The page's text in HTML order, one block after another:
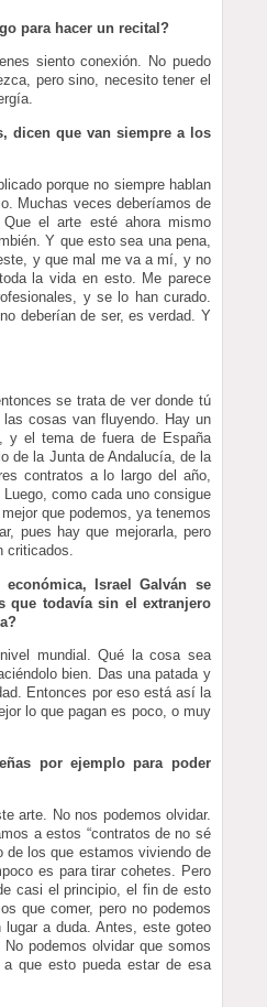
para hacer un recital?
siento conexión. No puedo
pero sino, necesito tener el
dicen que van siempre a los
porque no siempre hablan
Muchas veces deberíamos de
el arte esté ahora mismo
Y que esto sea una pena,
y que mal me va a mí, y no
la vida en esto. Me parece
y se lo han curado.
deberían de ser, es verdad. Y
se trata de ver donde tú
cosas van fluyendo. Hay un
y el tema de fuera de España
de la Junta de Andalucía, de la
contratos a lo largo del año,
como cada uno consigue
que podemos, ya tenemos
pues hay que mejorarla, pero
criticados.
Israel Galván se
que todavía sin el extranjero
mundial. Qué la cosa sea
bien. Das una patada y
Entonces por eso está así la
lo que pagan es poco, o muy
por ejemplo para poder
arte. No nos podemos olvidar.
a estos “contratos de no sé
los que estamos viviendo de
es para tirar cohetes. Pero
casi el principio, el fin de esto
que comer, pero no podemos
a duda. Antes, este goteo
podemos olvidar que somos
que esto pueda estar de esa